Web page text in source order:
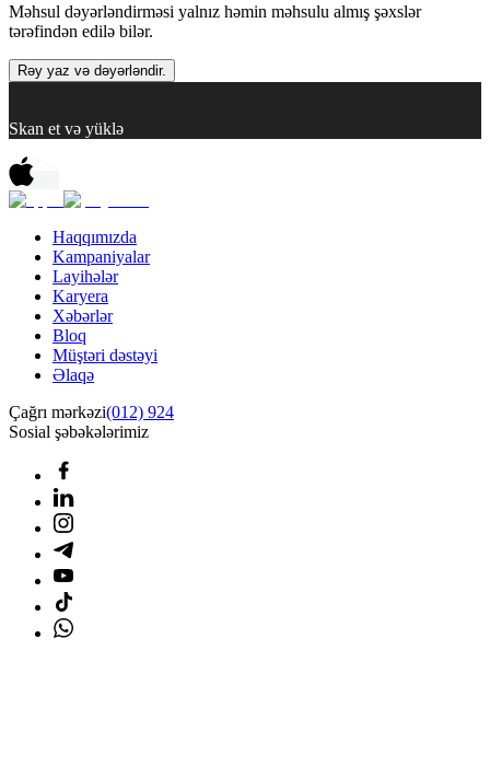
Məhsul dəyərləndirməsi yalnız həmin məhsulu almış şəxslər
tərəfindən edilə bilər.
Rəy yaz və dəyərləndir.
Skan et və yüklə
Haqqımızda
Kampaniyalar
Layihələr
Karyera
Xəbərlər
Bloq
Müştəri dəstəyi
Əlaqə
Çağrı mərkəzi(012) 924
Sosial şəbəkələrimiz